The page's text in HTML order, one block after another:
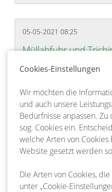
05-05-2021 08:25
Müllabfuhr und
Weiterlesen …Müllabfuhr
Seite 211 von 217
Anfang
Zurück 208 209
Cookies-Einstellungen
Wir möchten die
und auch unsere
Bedürfnisse anpassen.
sog. Cookies ein.
welche Arten von
Website gesetzt werden
Die Arten von Cookies,
unter „Cookie-